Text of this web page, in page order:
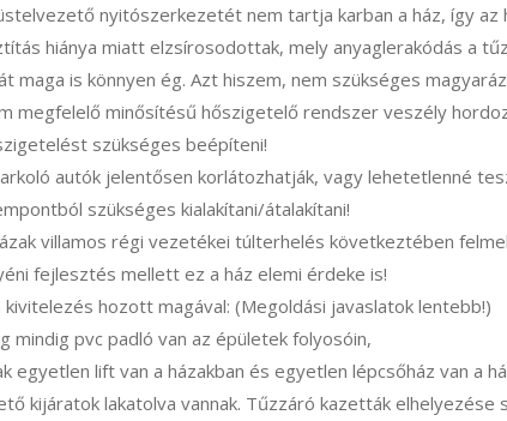
nyitószerkezetét nem tartja karban a ház, így az
hiánya miatt elzsírosodottak, mely anyaglerakódás a
maga is könnyen ég. Azt hiszem, nem szükséges
megfelelő minősítésű hőszigetelő rendszer veszély
szükséges beépíteni!
autók jelentősen korlátozhatják, vagy lehetetlenné
szükséges kialakítani/átalakítani!
villamos régi vezetékei túlterhelés következtében
fejlesztés mellett ez a ház elemi érdeke is!
kivitelezés hozott magával: (Megoldási javaslatok lentebb!)
mindig pvc padló van az épületek folyosóin,
egyetlen lift van a házakban és egyetlen lépcsőház van a
kijáratok lakatolva vannak. Tűzzáró kazetták elhelyezése